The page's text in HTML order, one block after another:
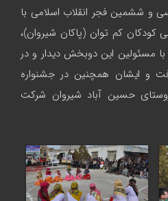
سی و ششمین فجر انقلاب اسلامی با
کودکان کم توان (پاکان شیروان)،
مسئولین این دوبخش دیدار و در
و ایشان همچنین در جشنواره
حسین آباد شیروان شرکت